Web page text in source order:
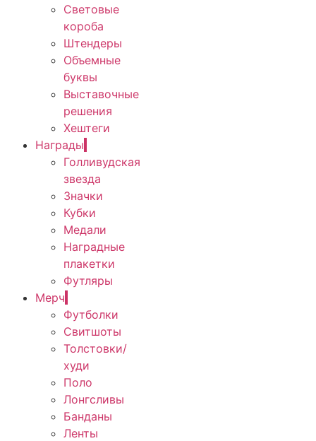
Световые
короба
Штендеры
Объемные
буквы
Выставочные
решения
Хештеги
Награды
Голливудская
звезда
Значки
Кубки
Медали
Наградные
плакетки
Футляры
Мерч
Футболки
Свитшоты
Толстовки/
худи
Поло
Лонгсливы
Банданы
Ленты